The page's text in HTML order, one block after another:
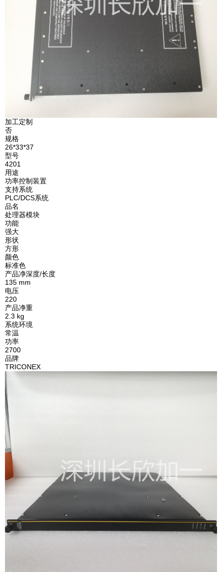
加工定制
否
规格
26*33*37
型号
4201
用途
功率控制装置
支持系统
PLC/DCS系统
品名
处理器模块
功能
强大
形状
方形
颜色
标准色
产品净深度/长度
135 mm
电压
220
产品净重
2.3 kg
系统环境
常温
功率
2700
品牌
TRICONEX